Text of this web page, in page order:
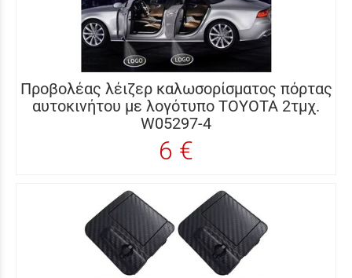
Προβολέας λέιζερ καλωσορίσματος πόρτας
αυτοκινήτου με λογότυπο TOYOTA 2τμχ.
W05297-4
6 €